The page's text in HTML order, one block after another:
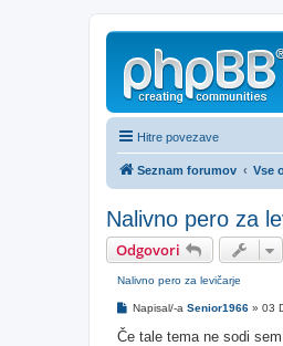
Hitre povezave
Seznam forumov Vse
Nalivno pero za
Odgovori
Nalivno pero za levičarje
O
g
Napisal/-a Senior1966 » 03
Če tale tema ne sodi